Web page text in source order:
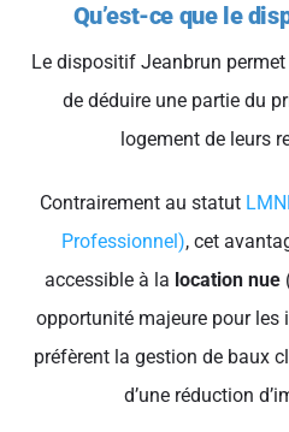
Qu’est-ce que le
Le dispositif Jeanbrun
de déduire une partie du
logement de leurs
Contrairement au statut
Professionnel), cet
accessible à la location nue
opportunité majeure pour les
préfèrent la gestion de baux
d’une réduction